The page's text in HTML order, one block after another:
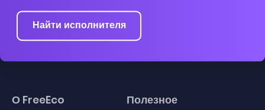
Найти исполнителя
О FreeEco Полезное